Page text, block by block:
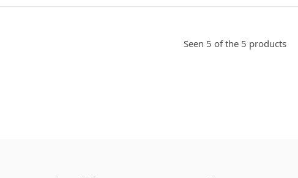
Seen 5 of the 5 products